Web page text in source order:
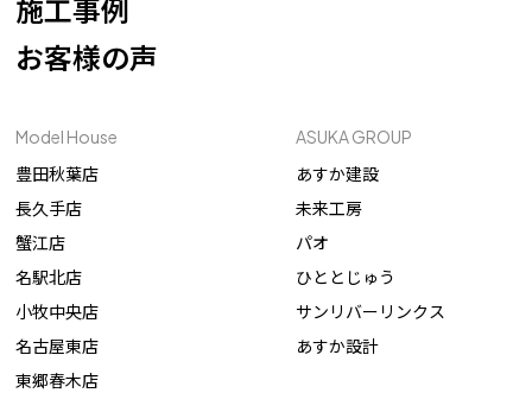
施工事例
お客様の声
Model House
豊田秋葉店
長久手店
蟹江店
名駅北店
小牧中央店
名古屋東店
東郷春木店
ASUKA GROUP
あすか建設
未来工房
パオ
ひととじゅう
サンリバーリンクス
あすか設計